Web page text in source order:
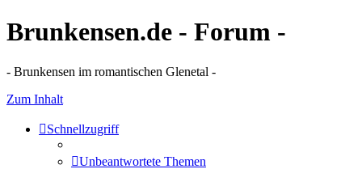
Brunkensen.de - Forum -
- Brunkensen im romantischen Glenetal -
Zum Inhalt
Schnellzugriff
Unbeantwortete Themen